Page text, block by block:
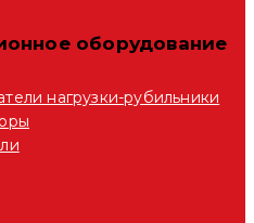
оборудование
нагрузки-рубильники